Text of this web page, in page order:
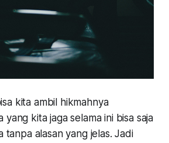
kita ambil hikmahnya
yang kita jaga selama ini bisa saja
tanpa alasan yang jelas. Jadi